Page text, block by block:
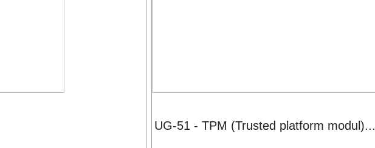
UG-51 - TPM (Trusted platform modul)...